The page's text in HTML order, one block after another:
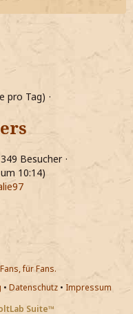
pro Tag)
Besucher
10:14)
für Fans.
• Datenschutz• Impressum
Suite™